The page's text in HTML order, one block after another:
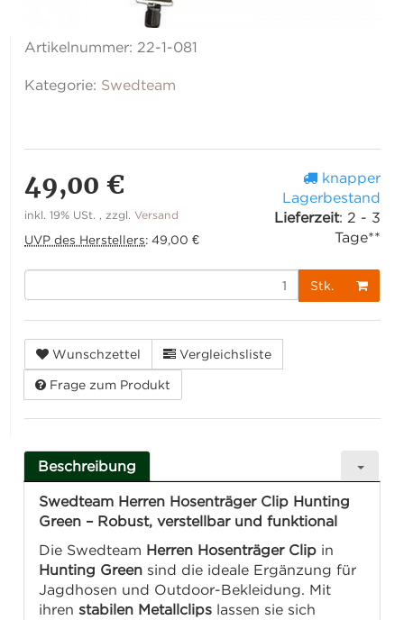
Artikelnummer: 22-1-081
Kategorie: Swedteam
49,00 €
inkl. 19% USt. , zzgl.Versand
UVP des Herstellers:49,00 €
knapper
Lagerbestand
Lieferzeit: 2 - 3
Tage**
Stk.
Wunschzettel Vergleichsliste
Frage zum Produkt
Beschreibung
Swedteam Herren Hosenträger Clip Hunting
Green – Robust, verstellbar und funktional
Die Swedteam Herren Hosenträger Clip in
Hunting Green sind die ideale Ergänzung für
Jagdhosen und Outdoor-Bekleidung. Mit
ihrenstabilen Metallclips lassen sie sich